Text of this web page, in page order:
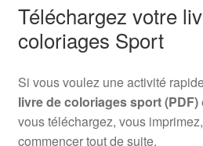
Téléchargez votre
coloriages Sport
Si vous voulez une activité
livre de coloriages sport (PDF)
vous téléchargez, vous
commencer tout de suite.